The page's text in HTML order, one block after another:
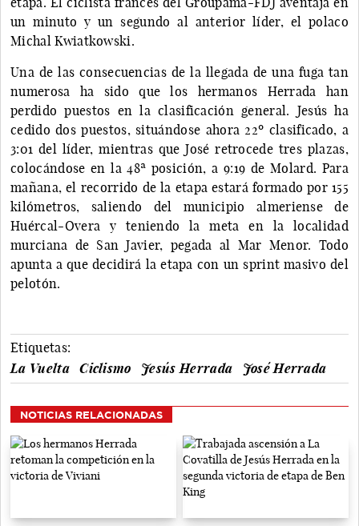
un minuto y un segundo al anterior líder, el polaco
Michal Kwiatkowski.
Una de las consecuencias de la llegada de una fuga tan
numerosa ha sido que los hermanos Herrada han
perdido puestos en la clasificación general. Jesús ha
cedido dos puestos, situándose ahora 22º clasificado, a
3:01 del líder, mientras que José retrocede tres plazas,
colocándose en la 48ª posición, a 9:19 de Molard. Para
mañana, el recorrido de la etapa estará formado por 155
kilómetros, saliendo del municipio almeriense de
Huércal-Overa y teniendo la meta en la localidad
murciana de San Javier, pegada al Mar Menor. Todo
apunta a que decidirá la etapa con un sprint masivo del
pelotón.
Etiquetas:
La Vuelta
Ciclismo Jesús Herrada José Herrada
NOTICIAS RELACIONADAS